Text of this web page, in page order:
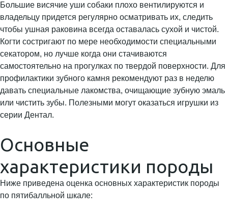
Большие висячие уши собаки плохо вентилируются и
владельцу придется регулярно осматривать их, следить
чтобы ушная раковина всегда оставалась сухой и чистой.
Когти состригают по мере необходимости специальными
секатором, но лучше когда они стачиваются
самостоятельно на прогулках по твердой поверхности. Для
профилактики зубного камня рекомендуют раз в неделю
давать специальные лакомства, очищающие зубную эмаль
или чистить зубы. Полезными могут оказаться игрушки из
серии Дентал.
Основные
характеристики породы
Ниже приведена оценка основных характеристик породы
по пятибалльной шкале: